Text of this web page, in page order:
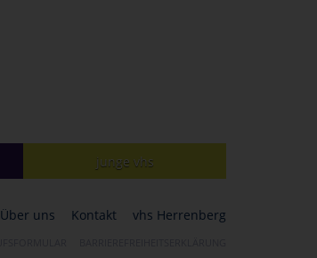
junge vhs
Über uns Kontakt vhs Herrenberg